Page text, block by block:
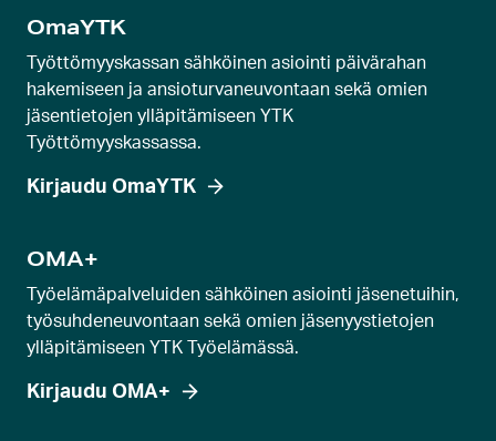
a
r
u
s
e
l
d
a
OmaYTK
Työttömyyskassan sähköinen asiointi päivärahan
hakemiseen ja ansioturvaneuvontaan sekä omien
jäsentietojen ylläpitämiseen YTK
Työttömyyskassassa.
Kirjaudu OmaYTK
OMA+
Työelämäpalveluiden sähköinen asiointi jäsenetuihin,
työsuhdeneuvontaan sekä omien jäsenyystietojen
ylläpitämiseen YTK Työelämässä.
Kirjaudu OMA+